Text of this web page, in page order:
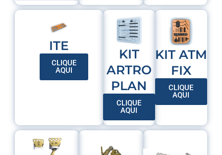
ITE
CLIQUE
AQUI
KIT
ARTRO
PLAN
CLIQUE
AQUI
KIT ATM
FIX
CLIQUE
AQUI